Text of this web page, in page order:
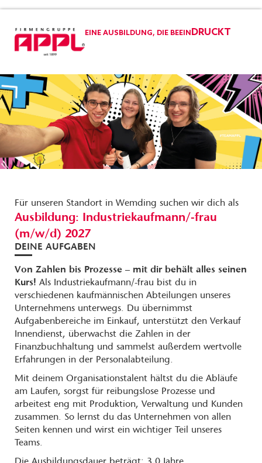
EINE AUSBILDUNG, DIE BEEINDRUCKT
Für unseren Standort in Wemding suchen wir dich als
Ausbildung: Industriekaufmann/-frau
(m/w/d) 2027
DEINE AUFGABEN
Von Zahlen bis Prozesse – mit dir behält alles seinen
Kurs! Als Industriekaufmann/-frau bist du in
verschiedenen kaufmännischen Abteilungen unseres
Unternehmens unterwegs. Du übernimmst
Aufgabenbereiche im Einkauf, unterstützt den Verkauf
Innendienst, überwachst die Zahlen in der
Finanzbuchhaltung und sammelst außerdem wertvolle
Erfahrungen in der Personalabteilung.
Mit deinem Organisationstalent hältst du die Abläufe
am Laufen, sorgst für reibungslose Prozesse und
arbeitest eng mit Produktion, Verwaltung und Kunden
zusammen. So lernst du das Unternehmen von allen
Seiten kennen und wirst ein wichtiger Teil unseres
Teams.